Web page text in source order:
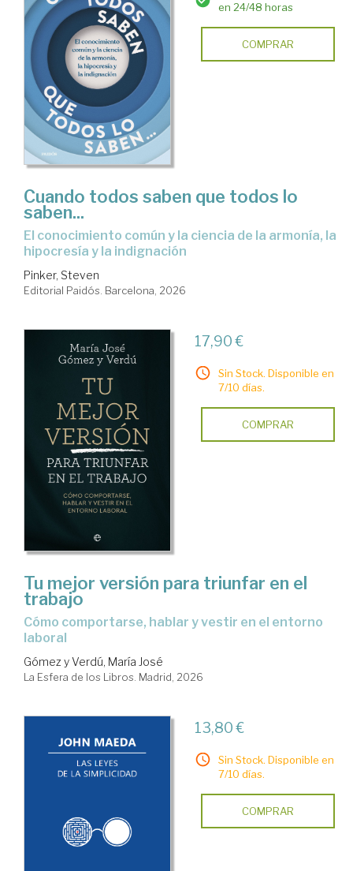
en 24/48 horas
COMPRAR
Cuando todos saben que todos lo
saben...
El conocimiento común y la ciencia de la armonía, la
hipocresía y la indignación
Pinker, Steven
Editorial Paidós. Barcelona, 2026
17,90 €
Sin Stock. Disponible en
7/10 días.
COMPRAR
Tu mejor versión para triunfar en el
trabajo
Cómo comportarse, hablar y vestir en el entorno
laboral
Gómez y Verdú, María José
La Esfera de los Libros. Madrid, 2026
13,80 €
Sin Stock. Disponible en
7/10 días.
COMPRAR